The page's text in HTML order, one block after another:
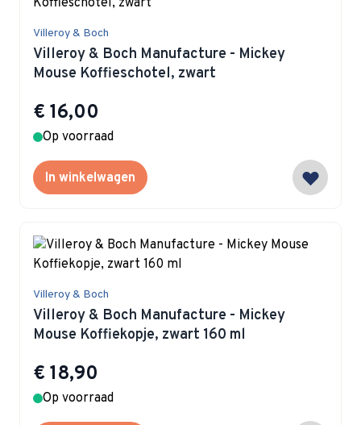
Villeroy & Boch
Villeroy & Boch Manufacture - Mickey
Mouse Koffieschotel, zwart
€ 16,00
Op voorraad
In winkelwagen
Villeroy & Boch
Villeroy & Boch Manufacture - Mickey
Mouse Koffiekopje, zwart 160 ml
€ 18,90
Op voorraad